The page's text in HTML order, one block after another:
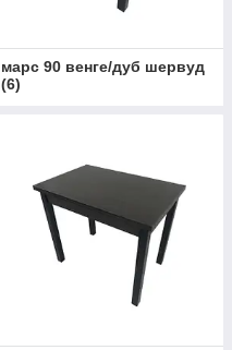
марс 90 венге/дуб шервуд
(6)